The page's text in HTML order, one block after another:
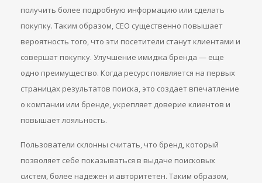
получить более подробную информацию или сделать
покупку. Таким образом, СЕО существенно повышает
вероятность того, что эти посетители станут клиентами и
совершат покупку. Улучшение имиджа бренда — еще
одно преимущество. Когда ресурс появляется на первых
страницах результатов поиска, это создает впечатление
о компании или бренде, укрепляет доверие клиентов и
повышает лояльность.
Пользователи склонны считать, что бренд, который
позволяет себе показываться в выдаче поисковых
систем, более надежен и авторитетен. Таким образом,